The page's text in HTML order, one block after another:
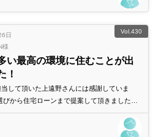
Vol.430
日
様
い最高の環境に住むことが出
！
当して頂いた上遠野さんには感謝していま
びから住宅ローンまで提案して頂きました。
とうございました。